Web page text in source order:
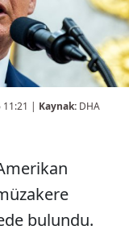
11:21 | Kaynak: DHA
bulundu.